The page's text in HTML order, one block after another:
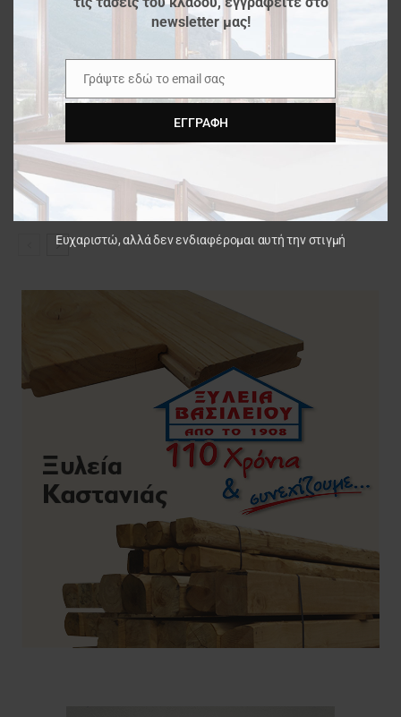
τροποποιημένου ξύλου: Εφαρμογές
σε εξωτερικές κατασκευές
Αυτό είναι το τρίτο ψηλότερο ξύλινο
το dECOi Architects
newsletter μας!
Email
Γράψτε εδώ το email σας
ΕΓΓΡΑΦΉ
Ευχαριστώ, αλλά δεν ενδιαφέρομαι αυτή την στιγμή